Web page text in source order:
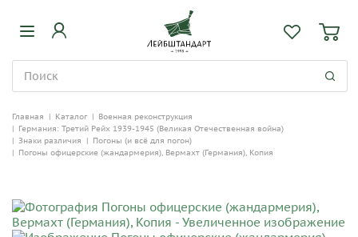
Главная | Каталог | Военная реконструкция
| Германия: Третий Рейх 1939-1945 (Великая Отечественная война)
| Знаки различия | Погоны (и всё для погон)
| Погоны офицерские (жандармерия), Вермахт (Германия), Копия